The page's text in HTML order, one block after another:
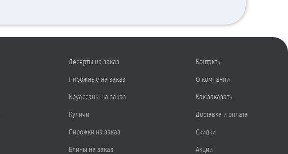
Десерты на заказ
Пирожные на заказ
Круассаны на заказ
Куличи
Пирожки на заказ
Блины на заказ
Контакты
О компании
Как заказать
Доставка и оплата
Скидки
Акции